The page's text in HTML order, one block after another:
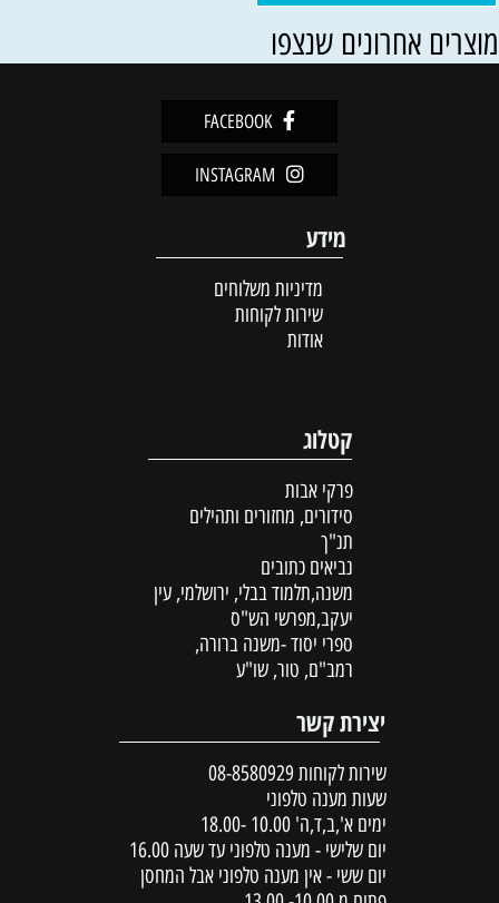
אחרונים שנצפו
FACEBOOK
INSTAGRAM
מידע
מדיניות משלוחים
שירות לקוחות
אודות
קטלוג
פרקי אבות
סידורים, מחזורים ותהילים
תנ"ך
נביאים כתובים
משנה,תלמוד בבלי, ירושלמי, עין
יעקב,מפרשי הש"ס
ספרי יסוד -משנה ברורה,
רמב"ם, טור, שו"ע
יצירת קשר
שירות לקוחות 08-8580929
שעות מענה טלפוני
ימים א',ב,ד,ה' 10.00 -18.00
יום שלישי - מענה טלפוני עד שעה 16.00
יום ששי - אין מענה טלפוני אבל המחסן